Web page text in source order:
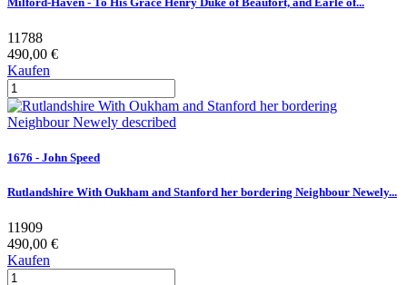
11788
490,00 €
Kaufen
1676 - John Speed
Rutlandshire With Oukham and Stanford her bordering Neighbour Newely...
11909
490,00 €
Kaufen